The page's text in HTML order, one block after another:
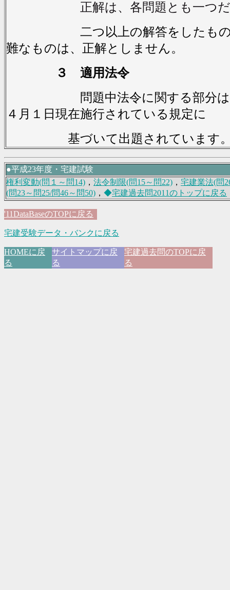
正解は、各問題とも一つ
二つ以上の解答をしたもの及
難なものは、正解としません。
３ 適用法令
問題中法令に関する部分は，
４月１日現在施行されている規定に
基づいて出題されています
●平成23年度・宅建試験
権利変動(問１～問14) ， 法令制限(問15～問22) ， 宅建業法(問
(問23～問25/問46～問50) ， ◆宅建過去問2011のトップに戻る
'11DataBaseのTOPに戻る
宅建受験データ・バンクに戻る
HOMEに戻
る
サイトマップに戻
る
宅建過去問のTOPに戻
る